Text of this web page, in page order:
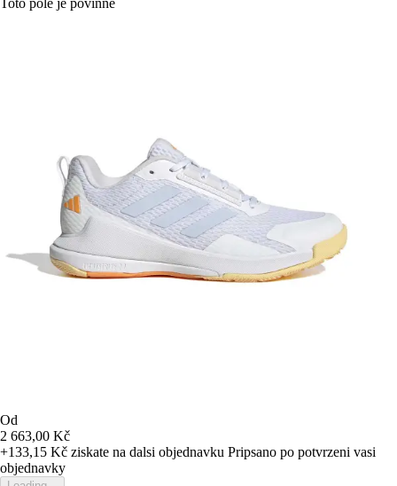
Toto pole je povinné
Od
2 663,00 Kč
+133,15 Kč ziskate na dalsi objednavku Pripsano po potvrzeni vasi
objednavky